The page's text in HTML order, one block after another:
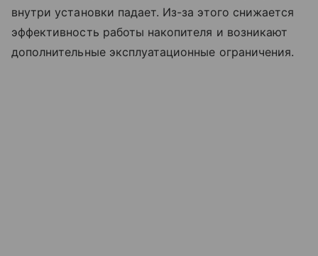
внутри установки падает. Из-за этого снижается
эффективность работы накопителя и возникают
дополнительные эксплуатационные ограничения.